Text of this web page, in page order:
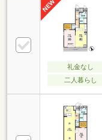
礼金なし
二人暮らし